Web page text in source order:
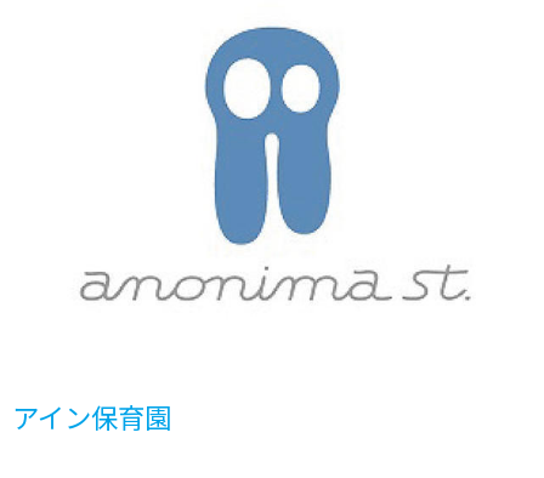
アイン保育園